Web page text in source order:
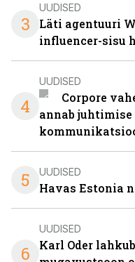
3
UUDISED
Läti agentuuri
influencer-sisu
4
UUDISED
Corpore
annab juhtimise
5 UUDISED
Havas Estonia
6
UUDISED
Karl Oder